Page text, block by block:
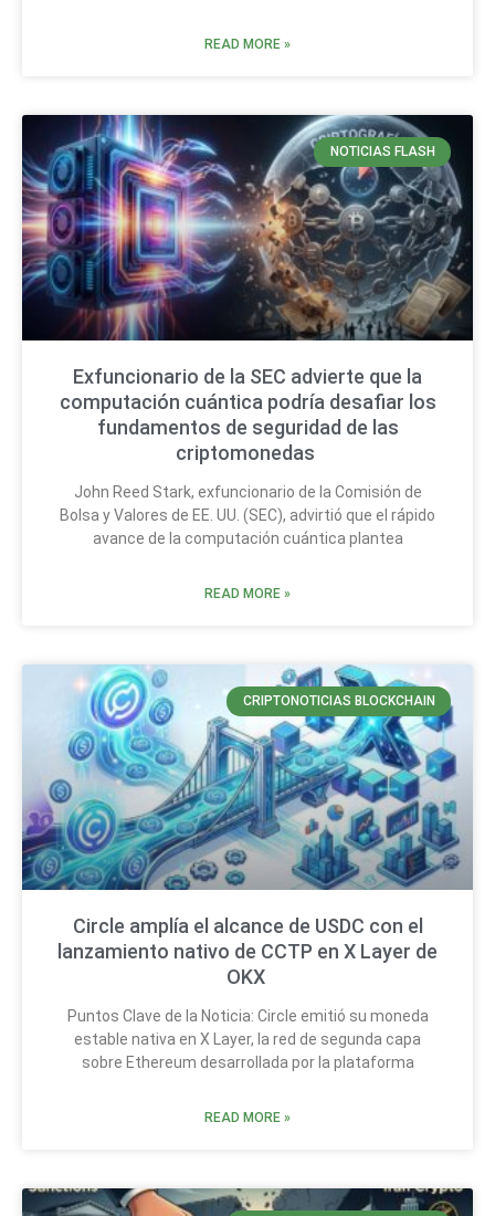
READ MORE »
NOTICIAS FLASH
Exfuncionario de la SEC advierte que la
computación cuántica podría desafiar los
fundamentos de seguridad de las
criptomonedas
John Reed Stark, exfuncionario de la Comisión de
Bolsa y Valores de EE. UU. (SEC), advirtió que el rápido
avance de la computación cuántica plantea
READ MORE »
CRIPTONOTICIAS BLOCKCHAIN
Circle amplía el alcance de USDC con el
lanzamiento nativo de CCTP en X Layer de
OKX
Puntos Clave de la Noticia: Circle emitió su moneda
estable nativa en X Layer, la red de segunda capa
sobre Ethereum desarrollada por la plataforma
READ MORE »